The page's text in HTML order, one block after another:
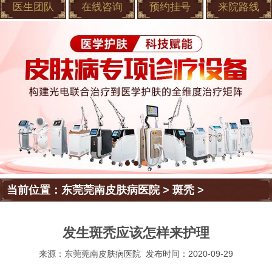
医生团队 在线咨询 预约挂号 来院路线
当前位置：东莞莞南皮肤病医院>斑秃 >
发生斑秃应该怎样来护理
来源：东莞莞南皮肤病医院 发布时间：2020-09-29